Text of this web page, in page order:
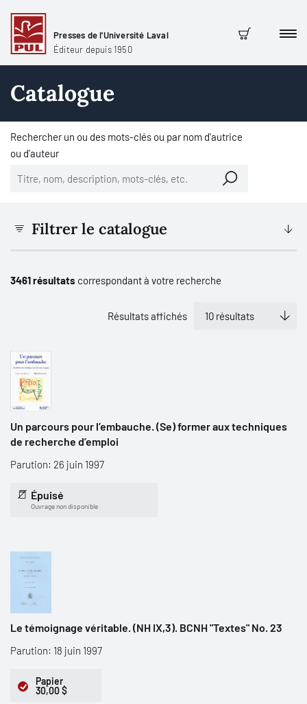
Presses de l'Université Laval
Éditeur depuis 1950
Panier
Catalogue
Rechercher un ou des mots-clés ou par nom d'autrice
ou d'auteur
Filtrer le catalogue
3461 résultats correspondant à votre recherche
Résultats affichés
Un parcours pour l’embauche. (Se) former aux techniques
de recherche d’emploi
Parution: 26 juin 1997
Épuisé
Ouvrage non disponible
Le témoignage véritable. (NH IX,3). BCNH "Textes" No. 23
Parution: 18 juin 1997
Papier
30,00 $